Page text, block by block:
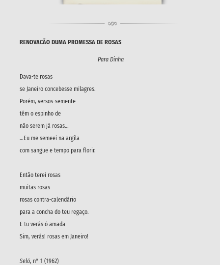
RENOVACÃO DUMA PROMESSA DE ROSAS
Para Dinha
Dava-te rosas
se Janeiro concebesse milagres.
Porém, versos-semente
têm o espinho de
não serem já rosas…
…Eu me semeei na argila
com sangue e tempo para florir.
Então terei rosas
muitas rosas
rosas contra-calendário
para a concha do teu regaço.
E tu verás ó amada
Sim, verás! rosas em Janeiro!
Seló, n° 1 (1962)